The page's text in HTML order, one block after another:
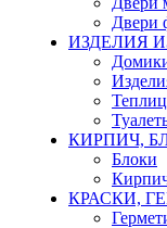
Двери
ИЗДЕЛИЯ
КИРПИЧ,
Блоки
КРАСКИ,